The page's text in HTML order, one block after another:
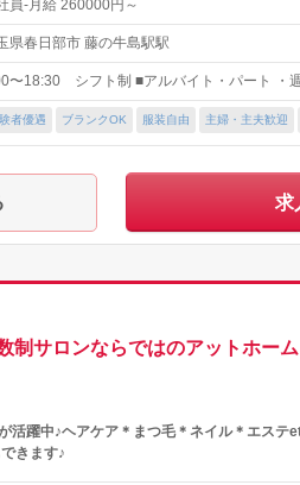
員-月給 260000円～
県春日部市 藤の牛島駅駅
〜18:30 シフト制 ■アルバイト・パート ・
者優遇 ブランクOK 服装自由 主婦・主夫歓迎
求
サロンならではのアットホー
活躍中♪ヘアケア＊まつ毛＊ネイル＊エス
きます♪